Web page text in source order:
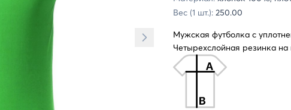
Вес (1 шт.): 250.00
Мужская футболка с
Четырехслойная резинка